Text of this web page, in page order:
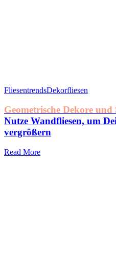
FliesentrendsDekorfliesen
Geometrische Dekore
Nutze Wandfliesen, um
vergrößern
Read More